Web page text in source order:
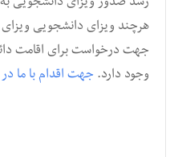
هرچند ویزای دانشجویی
جهت درخواست برای اقامت
وجود دارد. جهت اقدام با ما